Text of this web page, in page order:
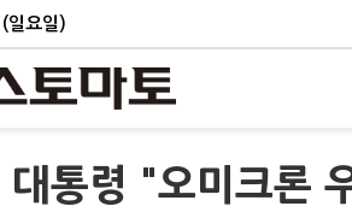
일요일)
대통령 "오미크론